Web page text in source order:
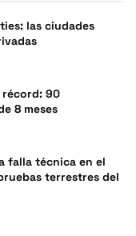
las ciudades
récord: 90
8 meses
falla técnica en el
terrestres del